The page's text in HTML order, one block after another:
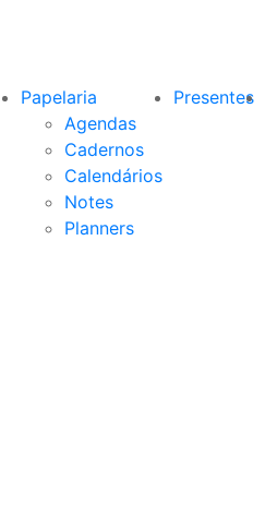
Papelaria
Agendas
Cadernos
Calendários
Notes
Planners
Presentes